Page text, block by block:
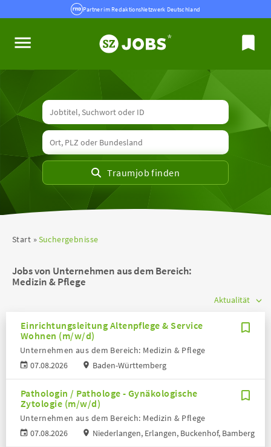
Partner im RedaktionsNetzwerk Deutschland
Start Suchergebnisse
Jobs von Unternehmen aus dem Bereich:
Medizin & Pflege
Einrichtungsleitung Altenpflege & Service
Wohnen (m/w/d)
07.08.2026
Unternehmen aus dem Bereich: Medizin & Pflege
Baden-Württemberg
Pathologin / Pathologe - Gynäkologische
Zytologie (m/w/d)
07.08.2026
Unternehmen aus dem Bereich: Medizin & Pflege
Niederlangen, Erlangen, Buckenhof, Bamberg